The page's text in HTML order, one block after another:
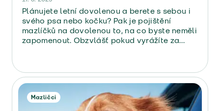
Plánujete letní dovolenou a berete s sebou i
svého psa nebo kočku? Pak je pojištění
mazlíčků na dovolenou to, na co byste neměli
zapomenout. Obzvlášť pokud vyrážíte za
své cesty berou i Huga – tříletého
francouzského buldočka, který je právem
členem jejich malé rodiny.
Mazličci